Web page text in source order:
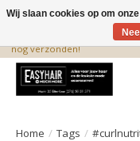
De beste produkten staan
nog verzonden!
Home / Tags /
Wij slaan cookies op om
Nee